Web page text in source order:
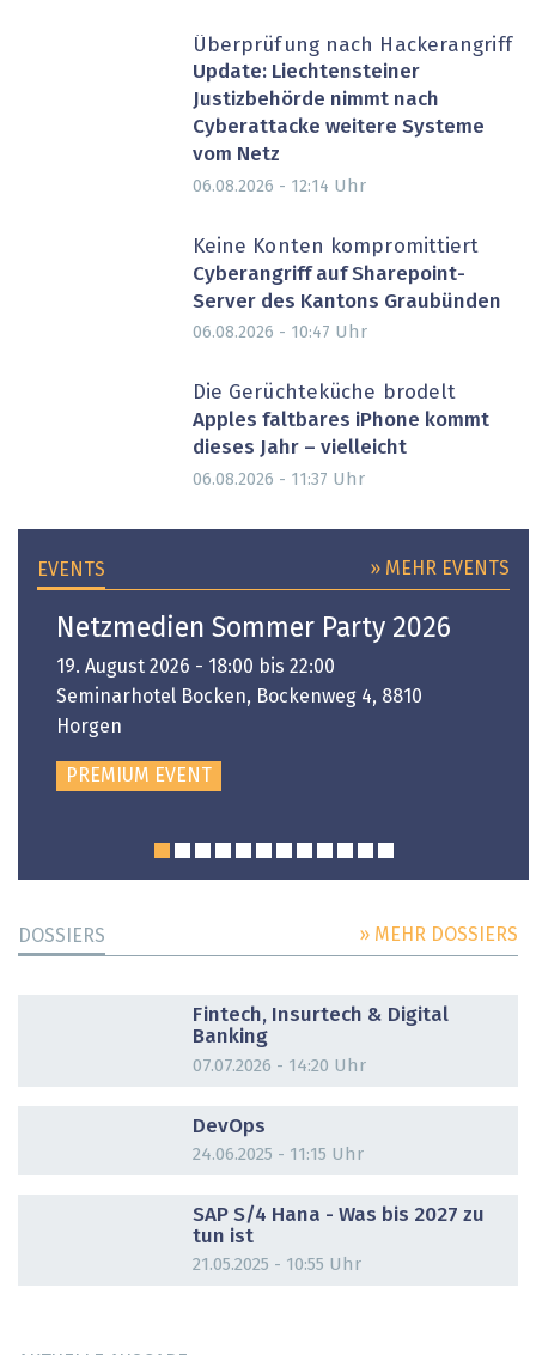
Überprüfung nach Hackerangriff
Update: Liechtensteiner
Justizbehörde nimmt nach
Cyberattacke weitere Systeme
vom Netz
06.08.2026 - 12:14 Uhr
Keine Konten kompromittiert
Cyberangriff auf Sharepoint-
Server des Kantons Graubünden
06.08.2026 - 10:47 Uhr
Die Gerüchteküche brodelt
Apples faltbares iPhone kommt
dieses Jahr – vielleicht
06.08.2026 - 11:37 Uhr
EVENTS » MEHR EVENTS
Netzmedien Sommer Party 2026
19. August 2026 - 18:00 bis 22:00
Seminarhotel Bocken, Bockenweg 4, 8810
Horgen
PREMIUM EVENT
DOSSIERS » MEHR DOSSIERS
Fintech, Insurtech & Digital
Banking
07.07.2026 - 14:20 Uhr
DevOps
24.06.2025 - 11:15 Uhr
SAP S/4 Hana - Was bis 2027 zu
tun ist
21.05.2025 - 10:55 Uhr